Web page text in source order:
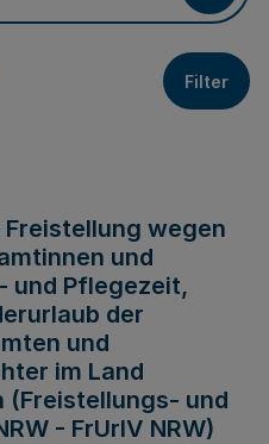
Filter
wegen
und
und Pflegezeit,
der
und
im Land
(Freistellungs- und
- FrUrlV NRW)